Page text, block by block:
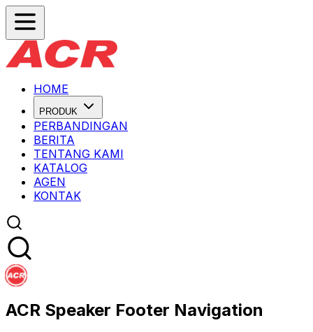
HOME
PRODUK
PERBANDINGAN
BERITA
TENTANG KAMI
KATALOG
AGEN
KONTAK
ACR Speaker Footer Navigation